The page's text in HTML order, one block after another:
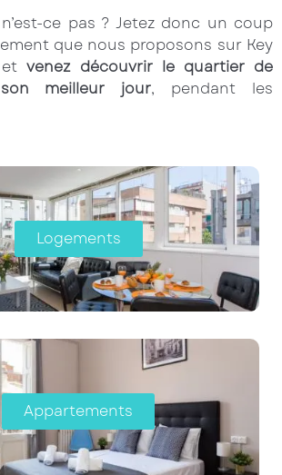
ce pas ? Jetez donc un coup
que nous proposons sur Key
etvenez découvrir le quartier de
meilleur jour, pendant les
Logements
Appartements